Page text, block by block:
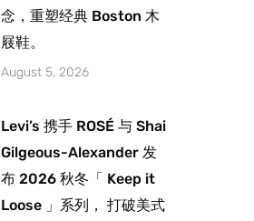
念，重塑经典 Boston 木
屐鞋。
August 5, 2026
Levi’s 携手 ROSÉ 与 Shai
Gilgeous-Alexander 发
布 2026 秋冬「 Keep it
Loose 」系列， 打破美式